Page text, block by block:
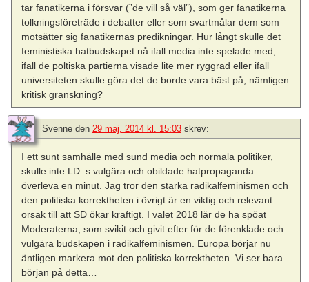
tar fanatikerna i försvar (”de vill så väl”), som ger fanatikerna
tolkningsföreträde i debatter eller som svartmålar dem som
motsätter sig fanatikernas predikningar. Hur långt skulle det
feministiska hatbudskapet nå ifall media inte spelade med,
ifall de poltiska partierna visade lite mer ryggrad eller ifall
universiteten skulle göra det de borde vara bäst på, nämligen
kritisk granskning?
Svenne den 29 maj, 2014 kl. 15:03 skrev:
I ett sunt samhälle med sund media och normala politiker,
skulle inte LD: s vulgära och obildade hatpropaganda
överleva en minut. Jag tror den starka radikalfeminismen och
den politiska korrektheten i övrigt är en viktig och relevant
orsak till att SD ökar kraftigt. I valet 2018 lär de ha spöat
Moderaterna, som svikit och givit efter för de förenklade och
vulgära budskapen i radikalfeminismen. Europa börjar nu
äntligen markera mot den politiska korrektheten. Vi ser bara
början på detta…